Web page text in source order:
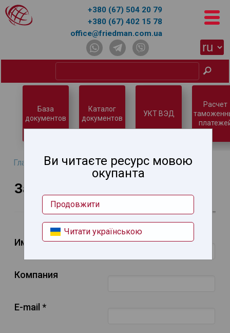
+380 (67) 504 20 79
+380 (67) 402 15 78
office@friedman.com.ua
Главная →Заказ услуг
Заказ услуг
Имя, фамилия *
Компания
E-mail *
База
документов
Каталог
документов
УКТ ВЭД
Расчет
Ви читаєте ресурс мовою
окупанта
Продовжити
Читати українською